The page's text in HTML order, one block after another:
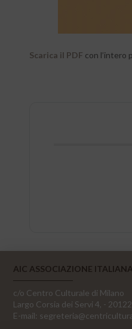
Scarica il PDF con l’intero
AIC ASSOCIAZIONE
c/o Centro Culturale di Milano
Largo Corsia dei Servi 4, -
E-mail: